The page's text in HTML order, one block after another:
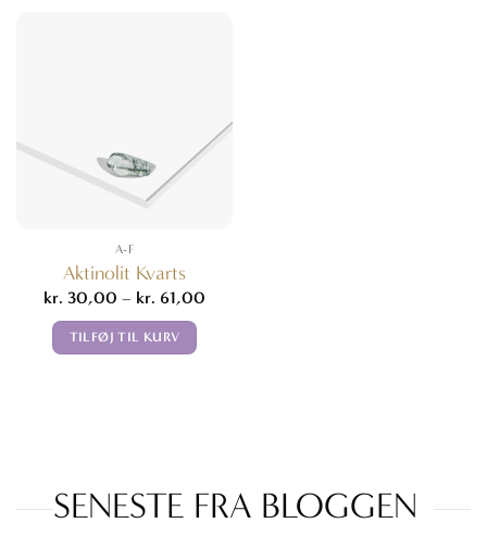
A-F
Aktinolit Kvarts
kr. 30,00 – kr. 61,00
TILFØJ TIL KURV
Mulighederne
kan
SENESTE FRA BLOGGEN